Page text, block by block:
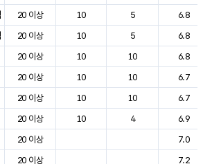
20 이상 10 5
6.8
20 이상 10 5
6.8
20 이상 10 10
6.8
20 이상 10 10
6.7
20 이상 10 10
6.7
20 이상 10 4
6.9
20 이상
7.0
20 이상
7.2